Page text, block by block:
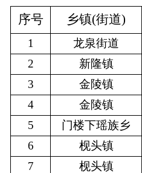
序号 乡镇(街道)
1 龙泉街道
2
新隆镇
3
金陵镇
4
金陵镇
5
门楼下瑶族乡
6
枧头镇
7
枧头镇